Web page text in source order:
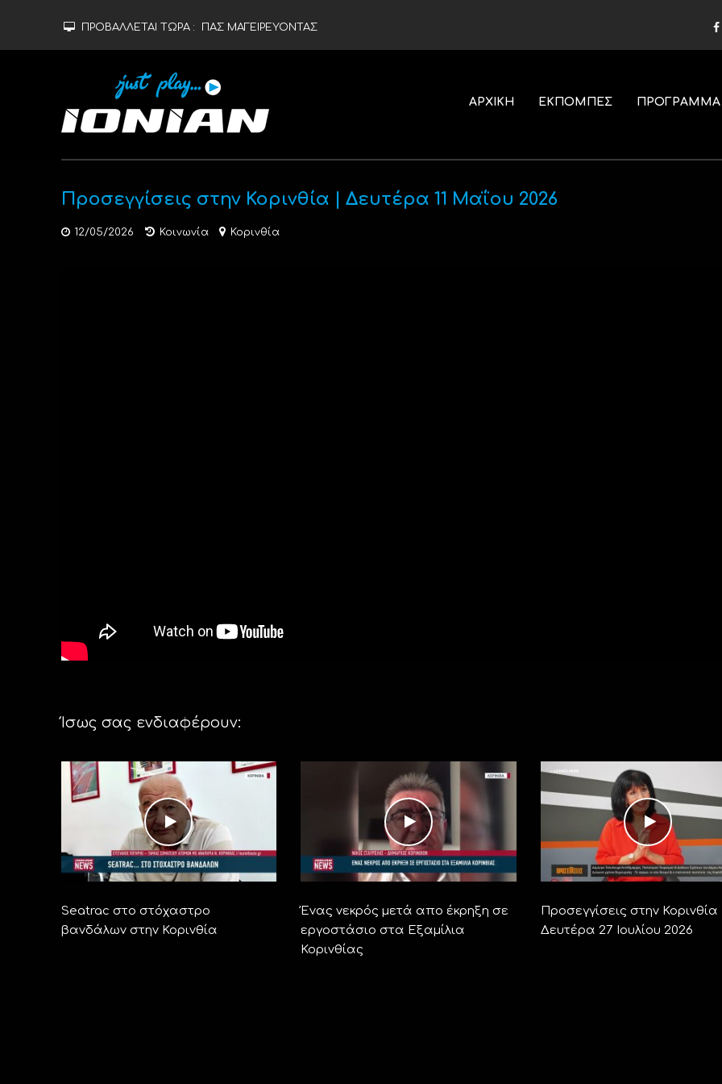
ΠΡΟΒΑΛΛΕΤΑΙ ΤΩΡΑ : ΠΑΣ ΜΑΓΕΙΡΕΥΟΝΤΑΣ
ΑΡΧΙΚΗ ΕΚΠΟΜΠΕΣ ΠΡΟΓΡΑΜΜΑ
Προσεγγίσεις στην Κορινθία | Δευτέρα 11 Μαΐου 2026
12/05/2026 Κοινωνία Κορινθία
Ίσως σας ενδιαφέρουν:
Seatrac στο στόχαστρο
βανδάλων στην Κορινθία
Ένας νεκρός μετά απο έκρηξη σε
εργοστάσιο στα Εξαμίλια
Κορινθίας
Προσεγγίσεις στην Κορινθία
Δευτέρα 27 Ιουλίου 2026